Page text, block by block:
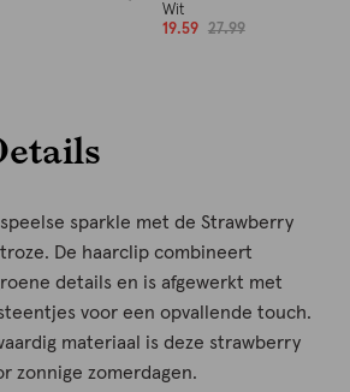
Wit
19.59
27.99
sparkle met de Strawberry
De haarclip combineert
details en is afgewerkt met
voor een opvallende touch.
materiaal is deze strawberry
zonnige zomerdagen.